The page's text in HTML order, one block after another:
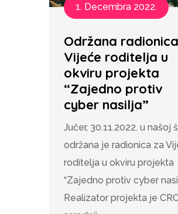
1. Decembra 2022.
Održana
Vijeće roditelja u
okviru projekta
“Zajedno protiv
cyber nasilja”
Jučer, 30.11.2022. u našoj
održana je radionica za
roditelja u okviru projekta
“Zajedno protiv cyber
Realizator projekta je